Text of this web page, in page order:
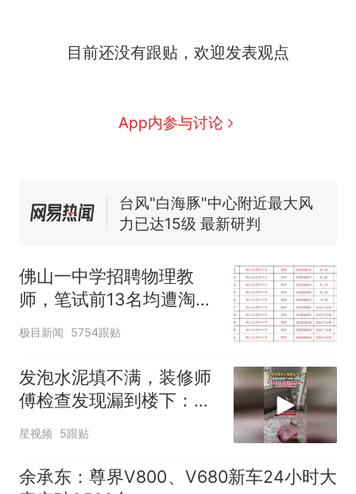
目前还没有跟贴，欢迎发表观点
App内参与讨论
号，仅凭视频评出？中国烹饪
来源：参考消息）
笔试第一被第二名传话劝弃考
已叫停招聘，成立调查组全面
核查
台风"白海豚"中心附近最大风
力已达15级 最新研判
因老师一句“跟我回家”改写了
人生
佛山一中学招聘物理教
师，笔试前13名均遭淘
汰？教育局：已叫停招
极目新闻 5754跟贴
发泡水泥填不满，装修师
傅检查发现漏到楼下：出
风口未延伸到外墙
星视频 5跟贴
余承东：尊界V800、V680新车24小时大